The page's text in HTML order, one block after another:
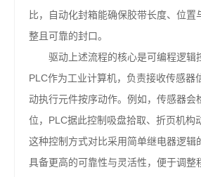
比，自动化封箱能确保胶带长度、位置
整且可靠的封口。
驱动上述流程的核心是可编程逻辑控
PLC作为工业计算机，负责接收传感器
动执行元件按序动作。例如，传感器会
位，PLC据此控制吸盘拾取、折页机构
这种控制方式对比采用简单继电器逻辑
具备更高的可靠性与灵活性，便于调整